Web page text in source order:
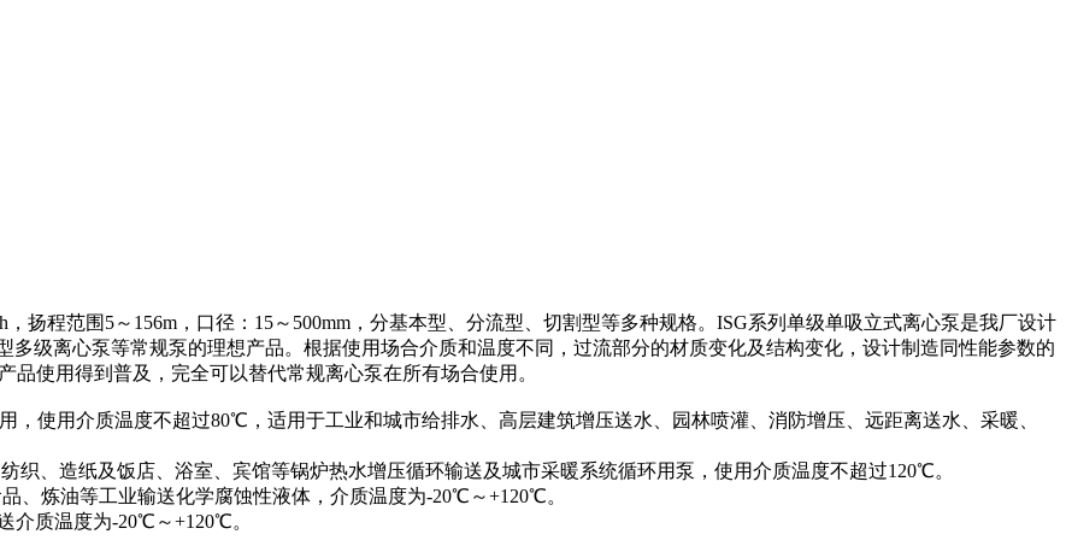
，扬程范围5～156m，口径：15～500mm，分基本型、分流型、切割型等多种规格。ISG系列单级单吸立式离心泵是我厂设计
多级离心泵等常规泵的理想产品。根据使用场合介质和温度不同，过流部分的材质变化及结构变化，设计制造同性能参数的
品使用得到普及，完全可以替代常规离心泵在所有场合使用。
，使用介质温度不超过80℃，适用于工业和城市给排水、高层建筑增压送水、园林喷灌、消防增压、远距离送水、采暖、
织、造纸及饭店、浴室、宾馆等锅炉热水增压循环输送及城市采暖系统循环用泵，使用介质温度不超过120℃。
、炼油等工业输送化学腐蚀性液体，介质温度为-20℃～+120℃。
介质温度为-20℃～+120℃。